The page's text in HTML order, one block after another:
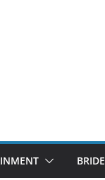
BRIDE